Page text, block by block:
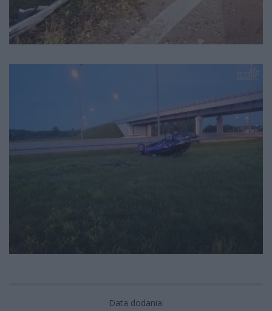
Data dodania: